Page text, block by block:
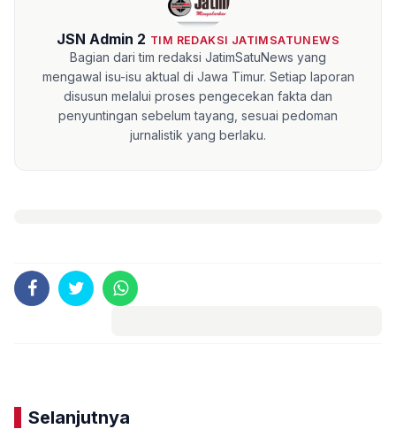
JSN Admin 2 TIM REDAKSI JATIMSATUNEWS
Bagian dari tim redaksi JatimSatuNews yang
mengawal isu-isu aktual di Jawa Timur. Setiap laporan
disusun melalui proses pengecekan fakta dan
penyuntingan sebelum tayang, sesuai pedoman
jurnalistik yang berlaku.
Selanjutnya